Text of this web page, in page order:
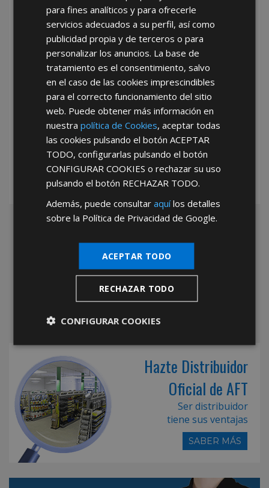
He leído y acepto la Política de Privacidad
*Abstenerse particulares, sólo venta a tiendas y empresas minoristas y
Hazte Distribuidor
Oficial de AFT
Ser distribuidor
tiene sus ventajas
SABER MÁS
para fines analíticos y para ofrecerle
servicios adecuados a su perfil, así como
publicidad propia y de terceros o para
personalizar los anuncios. La base de
tratamiento es el consentimiento, salvo
en el caso de las cookies imprescindibles
para el correcto funcionamiento del sitio
web. Puede obtener más información en
nuestrapolítica de Cookies, aceptar todas
las cookies pulsando el botónACEPTAR
TODO, configurarlas pulsando el botón
CONFIGURAR COOKIES o rechazar su uso
pulsando el botón RECHAZAR TODO.
Además, puede consultaraquílos detalles
sobre la Política de Privacidad de Google.
ACEPTAR TODO
RECHAZAR TODO
CONFIGURAR COOKIES